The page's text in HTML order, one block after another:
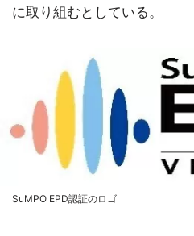
に取り組むとしている。
SuMPO EPD認証のロゴ